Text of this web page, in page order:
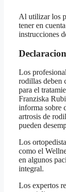
Al utilizar los
tener en
instrucciones
Los
rodillas deben
para el
Franziska
informa sobre
artrosis de
pueden
Los
como el
en algunos
integral.
Los expertos